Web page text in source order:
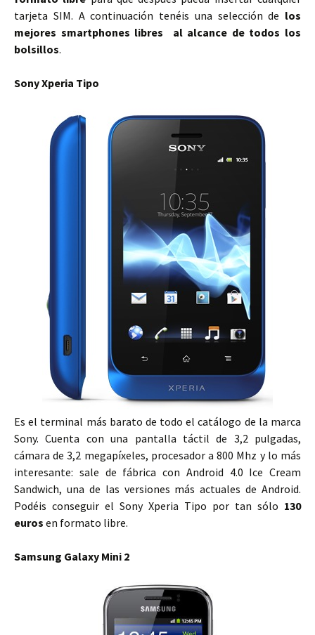
tarjeta SIM. A continuación tenéis una selección de los
mejores smartphones libres al alcance de todos los
bolsillos.
Sony Xperia Tipo
Es el terminal más barato de todo el catálogo de la marca
Sony. Cuenta con una pantalla táctil de 3,2 pulgadas,
cámara de 3,2 megapíxeles, procesador a 800 Mhz y lo más
interesante: sale de fábrica con Android 4.0 Ice Cream
Sandwich, una de las versiones más actuales de Android.
Podéis conseguir el Sony Xperia Tipo por tan sólo 130
euros en formato libre.
Samsung Galaxy Mini 2